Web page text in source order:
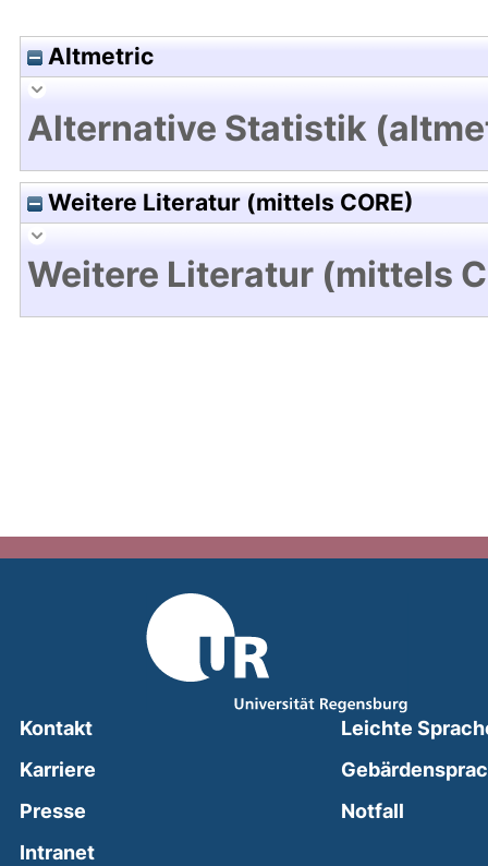
Altmetric
Alternative Statistik
Weitere Literatur (mittels CORE)
Weitere Literatur (mittels
Kontakt
Karriere
Presse
Intranet(external link, opens in a new window)
Leichte
Notfall